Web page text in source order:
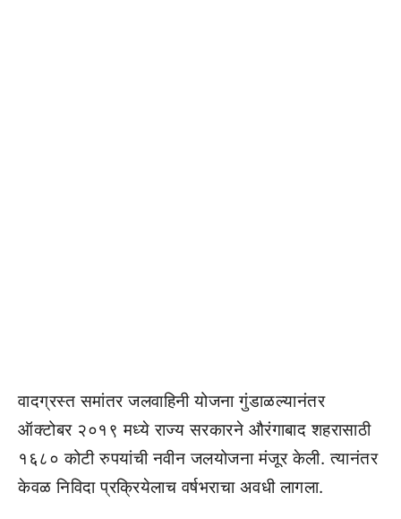
वादग्रस्त समांतर जलवाहिनी योजना गुंडाळल्यानंतर
ऑक्टोबर २०१९ मध्ये राज्य सरकारने औरंगाबाद शहरासाठी
१६८० कोटी रुपयांची नवीन जलयोजना मंजूर केली. त्यानंतर
केवळ निविदा प्रक्रियेलाच वर्षभराचा अवधी लागला.